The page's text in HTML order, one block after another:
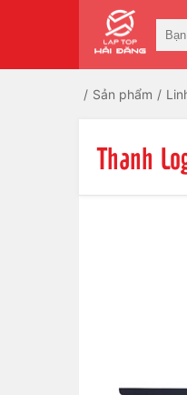
Sản phẩm
Thanh